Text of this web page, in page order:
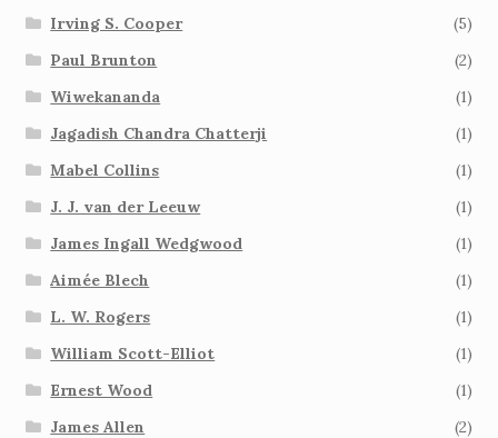
Irving S. Cooper
(5)
Paul Brunton
(2)
Wiwekananda
(1)
Jagadish Chandra Chatterji
(1)
Mabel Collins
(1)
J. J. van der Leeuw
(1)
James Ingall Wedgwood
(1)
Aimée Blech
(1)
L. W. Rogers
(1)
William Scott-Elliot
(1)
Ernest Wood
(1)
James Allen
(2)